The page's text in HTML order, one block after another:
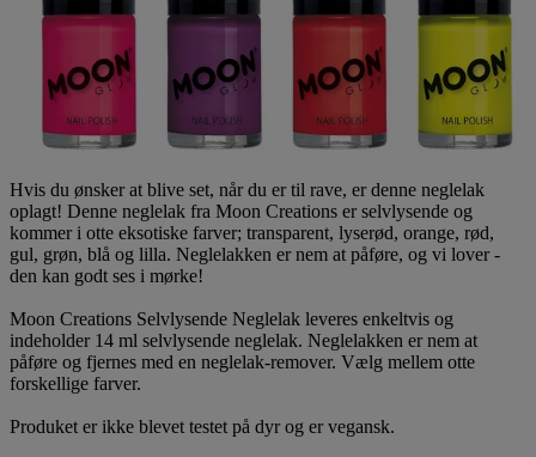
Hvis du ønsker at blive set, når du er til rave, er denne neglelak
oplagt! Denne neglelak fra Moon Creations er selvlysende og
kommer i otte eksotiske farver; transparent, lyserød, orange, rød,
gul, grøn, blå og lilla. Neglelakken er nem at påføre, og vi lover -
den kan godt ses i mørke!
Moon Creations Selvlysende Neglelak leveres enkeltvis og
indeholder 14 ml selvlysende neglelak. Neglelakken er nem at
påføre og fjernes med en neglelak-remover. Vælg mellem otte
forskellige farver.
Produket er ikke blevet testet på dyr og er vegansk.